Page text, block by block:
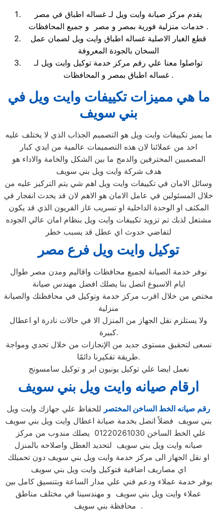
يقدم مركز صيانة وايت ويل لـ غساله اطباق في مصر
خدمات منزلية فورية بمصر و مصر و جميع المحافظات .
قطع الغيار الاصلية غساله اطباق وايت ويل لضمان عمل
السخان بالجودة المعروفة
تواصلوا معنا علي رقم مركز خدمة توكيل وايت ويل لـ
غساله اطباق بمصر و المحافظات .
ما هي مميزات تكييفات وايت ويل في
بني سويف
ما يميز تكييفات وايت ويل هو التصميم الجذاب الذي لا يختلف عليه
احد من عملائنا لان هذه التصميمات عالمية من ايدي كبار
المصميين المحترفين والدمج ما بين الشكل والخامة والاداء هو
هدف شركة وايت ويل بني سويف
وسائل الامان في تكييفات وايت ويل اهم شي يتم التركيز عليه من
خلال المسئولين في عامل الامان هو الاهم لان قد يحدث انفجار في
المكثف او الوحدة الداخلية او تسريب غاز الفريون الذي قد يكون
مشتعل لذبك تم تزويد تكييفات وايت ويل بنظام امان عالي الجوده
لتفاضي حدوث اي عطل قد يسبب خطر
توكيل وايت ويل فرع مصر
نوفر خدمة الصيانة لجميع محافظات واقاليم ومدن مصر طوال
ايام الاسبوع اتصل بنا يصلك افضل مهندس صيانة
مختص من خلال اقرب مركز خدمة وتوكيل في محافظتك والصيانة
منزلية
ولا يستلزم نقل الجهاز من المنزل الا في حالات نادرة او اعطال
كبيرة.
نسعى لتحقيق مستوى جديد من الإنجازات من خلال تحدي ومواجة
طريقة تفكيرنا دائمًا.
نعمل ايضا علي توكيل يونيون اير و توكيل سامسونج
ارقام صيانه وايت ويل بني سويف
رقم صيانه الخط الساخن المختصر للحفاظ علي جهازك وايت ويل
بني سويف فضلاً اتصل بخدمة صيانة اعطال وايت ويل بني سويف
صيانه وايت ويل بني سويف لتحديد العطل واصلاحه بالمنزل
او نقل الجهاز الى مركز خدمة وايت ويل بني سويف دون تحميلك
اي مصاريف اضافية فتوكيل وايت ويل بني سويف
يوفر خدمة عملاء ودعم فني علي مدار الساعة وبتنسيق كامل بين
عملاء وايت ويل بني سويف و مهندسينا في مختلف مناطق
محافظة بني سويف .